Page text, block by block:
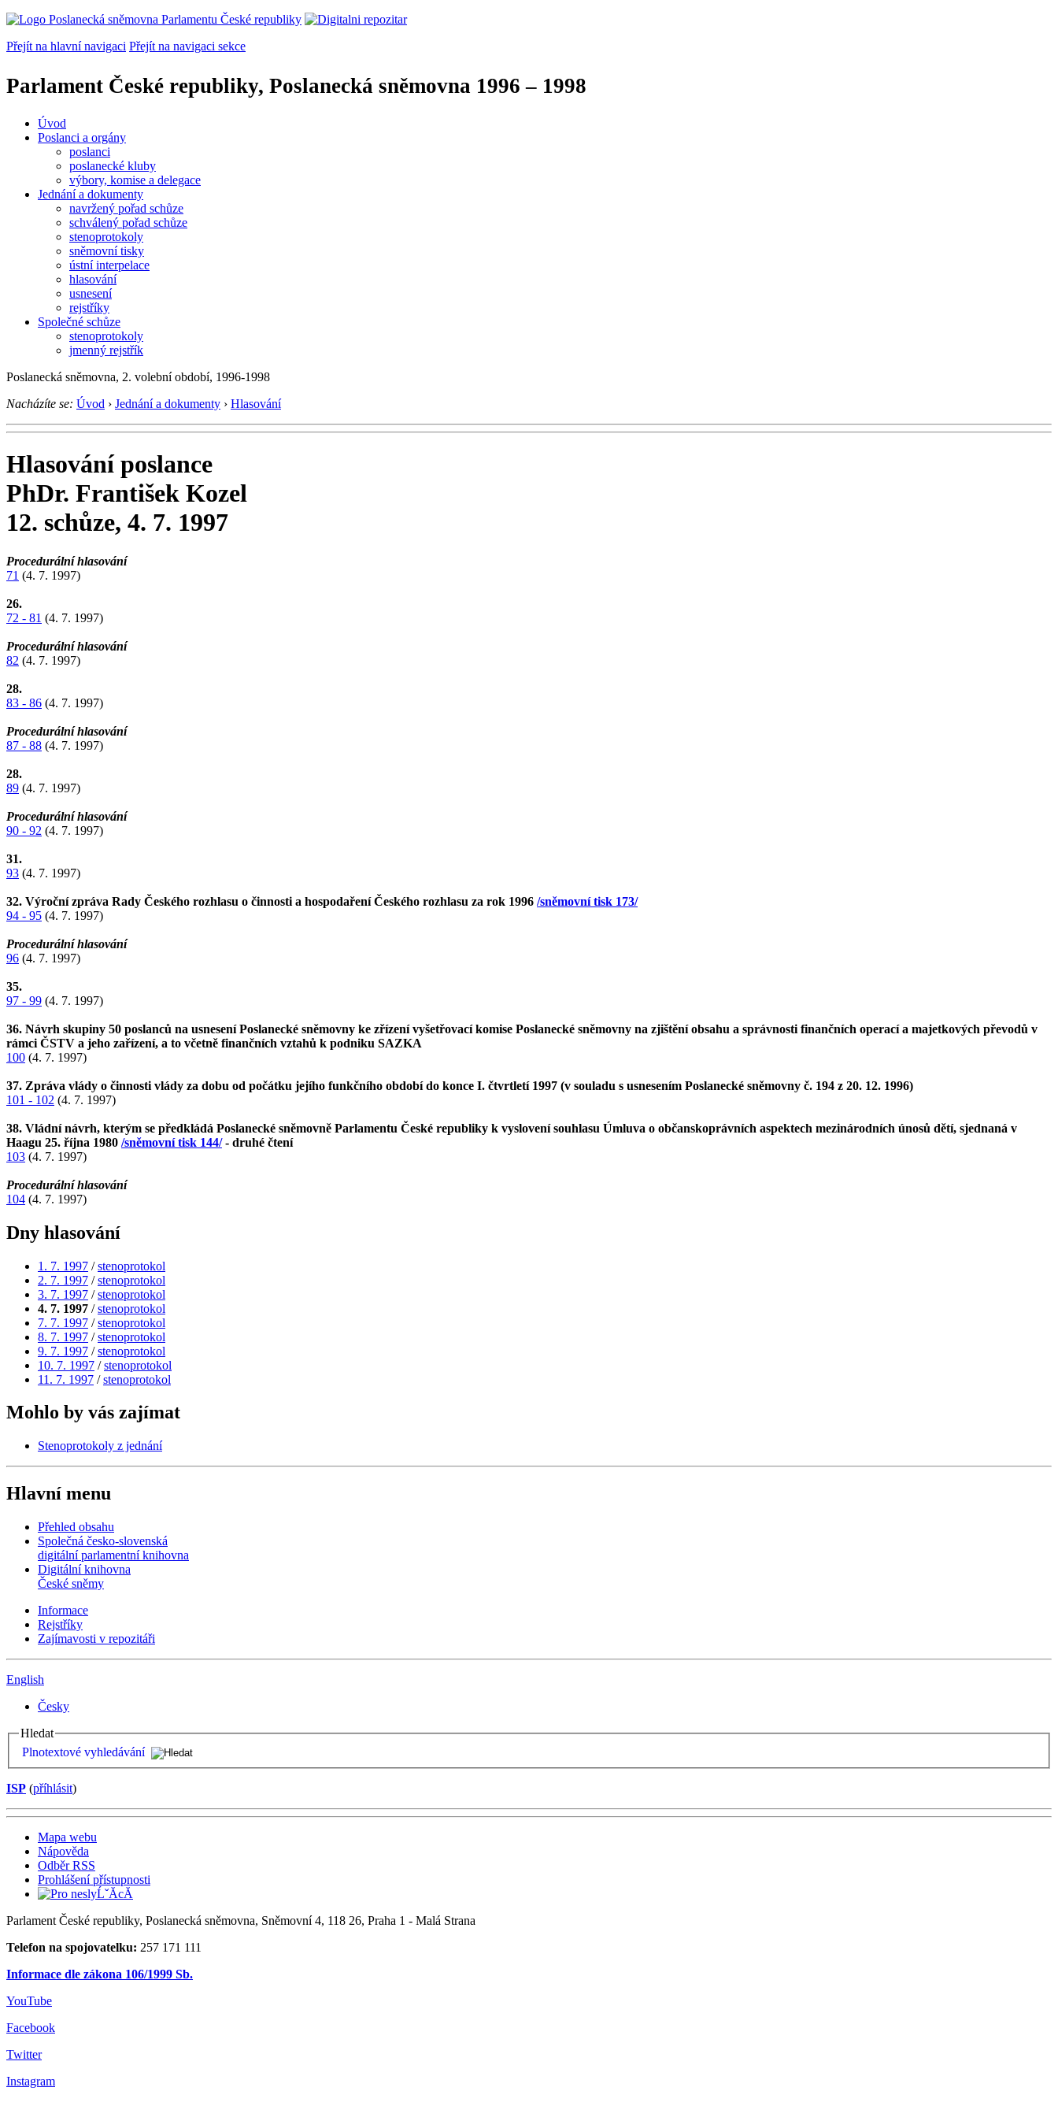
Přejít na hlavní navigaci Přejít na navigaci sekce
Parlament České republiky, Poslanecká sněmovna 1996 – 1998
Úvod
Poslanci a orgány
poslanci
poslanecké kluby
výbory, komise a delegace
Jednání a dokumenty
navržený pořad schůze
schválený pořad schůze
stenoprotokoly
sněmovní tisky
ústní interpelace
hlasování
usnesení
rejstříky
Společné schůze
stenoprotokoly
jmenný rejstřík
Poslanecká sněmovna, 2. volební období, 1996-1998
Nacházíte se: Úvod › Jednání a dokumenty › Hlasování
Hlasování poslance
PhDr. František Kozel
12. schůze, 4. 7. 1997
Procedurální hlasování
71 (4. 7. 1997)
26.
72 - 81 (4. 7. 1997)
Procedurální hlasování
82 (4. 7. 1997)
28.
83 - 86 (4. 7. 1997)
Procedurální hlasování
87 - 88 (4. 7. 1997)
28.
89 (4. 7. 1997)
Procedurální hlasování
90 - 92 (4. 7. 1997)
31.
93 (4. 7. 1997)
32. Výroční zpráva Rady Českého rozhlasu o činnosti a hospodaření Českého rozhlasu za rok 1996 /sněmovní tisk 173/
94 - 95 (4. 7. 1997)
Procedurální hlasování
96 (4. 7. 1997)
35.
97 - 99 (4. 7. 1997)
36. Návrh skupiny 50 poslanců na usnesení Poslanecké sněmovny ke zřízení vyšetřovací komise Poslanecké sněmovny na zjištění obsahu a správnosti finančních operací a majetkových převodů v
rámci ČSTV a jeho zařízení, a to včetně finančních vztahů k podniku SAZKA
100 (4. 7. 1997)
37. Zpráva vlády o činnosti vlády za dobu od počátku jejího funkčního období do konce I. čtvrtletí 1997 (v souladu s usnesením Poslanecké sněmovny č. 194 z 20. 12. 1996)
101 - 102 (4. 7. 1997)
38. Vládní návrh, kterým se předkládá Poslanecké sněmovně Parlamentu České republiky k vyslovení souhlasu Úmluva o občanskoprávních aspektech mezinárodních únosů dětí, sjednaná v
Haagu 25. října 1980 /sněmovní tisk 144/- druhé čtení
103 (4. 7. 1997)
Procedurální hlasování
104 (4. 7. 1997)
Dny hlasování
1. 7. 1997 /stenoprotokol
2. 7. 1997 /stenoprotokol
3. 7. 1997 /stenoprotokol
4. 7. 1997 /stenoprotokol
7. 7. 1997 /stenoprotokol
8. 7. 1997 /stenoprotokol
9. 7. 1997 /stenoprotokol
10. 7. 1997 /stenoprotokol
11. 7. 1997 /stenoprotokol
Mohlo by vás zajímat
Stenoprotokoly z jednání
Hlavní menu
Přehled obsahu
Společná česko-slovenská
digitální parlamentní knihovna
Digitální knihovna
České sněmy
Informace
Rejstříky
Zajímavosti v repozitáři
English
Česky
Hledat
Plnotextové vyhledávání
ISP (příhlásit)
Mapa webu
Nápověda
Odběr RSS
Prohlášení přístupnosti
Parlament České republiky, Poslanecká sněmovna, Sněmovní 4, 118 26, Praha 1 - Malá Strana
Telefon na spojovatelku: 257 171 111
Informace dle zákona 106/1999 Sb.
YouTube
Facebook
Twitter
Instagram